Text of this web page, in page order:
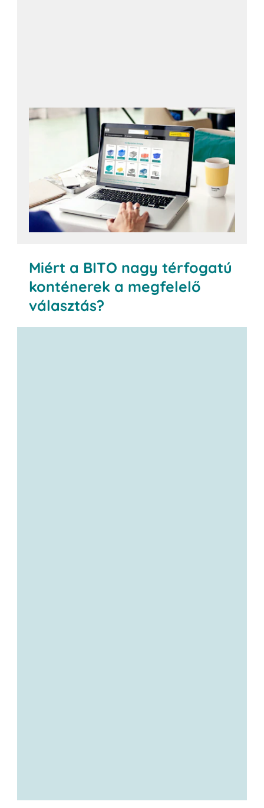
Konfigurátor megnyitása
Miért a BITO nagy térfogatú
konténerek a megfelelő
választás?